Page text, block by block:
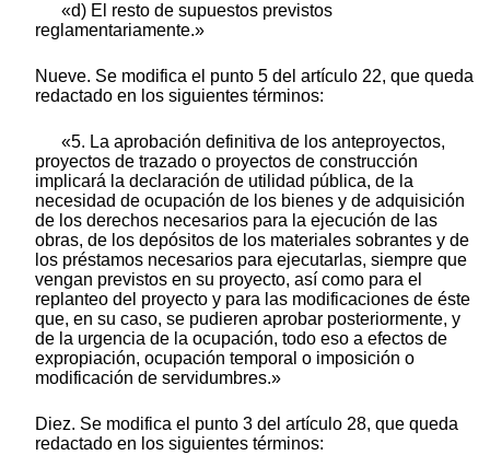
«d) El resto de supuestos previstos
reglamentariamente.»
Nueve. Se modifica el punto 5 del artículo 22, que queda
redactado en los siguientes términos:
«5. La aprobación definitiva de los anteproyectos,
proyectos de trazado o proyectos de construcción
implicará la declaración de utilidad pública, de la
necesidad de ocupación de los bienes y de adquisición
de los derechos necesarios para la ejecución de las
obras, de los depósitos de los materiales sobrantes y de
los préstamos necesarios para ejecutarlas, siempre que
vengan previstos en su proyecto, así como para el
replanteo del proyecto y para las modificaciones de éste
que, en su caso, se pudieren aprobar posteriormente, y
de la urgencia de la ocupación, todo eso a efectos de
expropiación, ocupación temporal o imposición o
modificación de servidumbres.»
Diez. Se modifica el punto 3 del artículo 28, que queda
redactado en los siguientes términos: